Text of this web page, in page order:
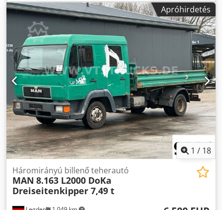
10 600 kg, szín:ezüst, hajtástípus:mechanikai, ülések
száma:3, MAN 2000 3-4 ló lakótér, zuhanyzó 3-4 ló
számára, oldalsó rámpa, Djdpjy Acxnsfx Afaokr
videómegfigyelés, átjáró, lakótér, zuhanyzó, WC. Utánfutó
vonófej, és még sok más. A tévedések, beviteli hibák és
időközi értékesítés jogát fenntartjuk. * Magáneladás, áfa
nélkül §25a Járműveink telephelye és megtekintése: STX
HORSETRUCKS GERMANY Hamburgerstrasse 65 23816
Leezen Eladás és szerviz minden típusú lószállító
teherautó és utánfutó esetében. Előzetes időpont-
egyeztetés szükséges: Richard Theurer, Andreas Theurer
Apróhirdetés
1 / 18
Háromirányú billenő teherautó
MAN 8.163 L2000 DoKa
Dreiseitenkipper 7,49 t